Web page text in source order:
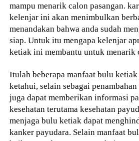
mampu menarik calon pasangan.
kelenjar ini akan menimbulkan
menandakan bahwa anda sudah
siap. Untuk itu mengapa kelenjar
ketiak ini membantu untuk menarik
Itulah beberapa manfaat bulu
ketahui, selain sebagai
juga dapat memberikan informasi
kesehatan terutama kesehatan
menjaga bulu ketiak dapat
kanker payudara. Selain manfaat